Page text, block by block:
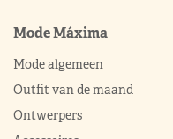
Mode Máxima
Mode algemeen
Outfit van de maand
Ontwerpers